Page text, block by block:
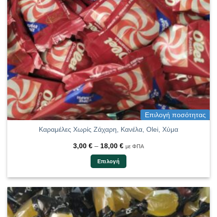
επιλεγούν
στη
σελίδα
του
προϊόντος
Επιλογή ποσότητας
Καραμέλες Χωρίς Ζάχαρη, Κανέλα, Olei, Χύμα
3,00 € – 18,00 €Price
3,00 €
through
με ΦΠΑ
Επιλογή
προϊόν
έχει
πολλαπλές